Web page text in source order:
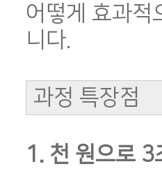
어떻게 효과적
니다.
과정 특장점
1. 천 원으로 3